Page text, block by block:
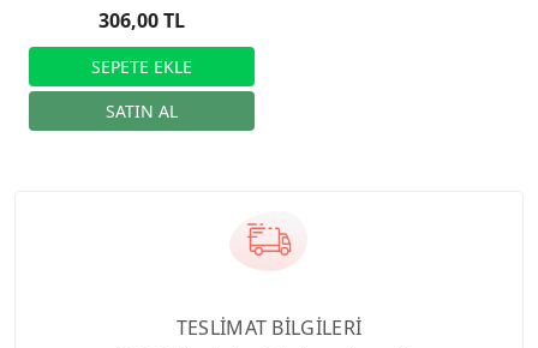
306,00 TL
TESLİMAT BİLGİLERİ